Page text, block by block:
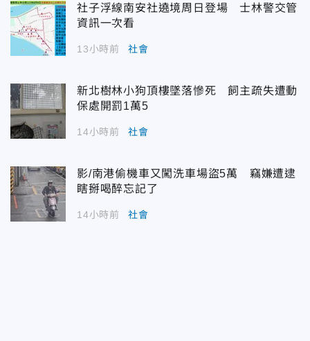
社子浮線南安社遶境周日登場 士林警交管
資訊一次看
13小時前 社會
新北樹林小狗頂樓墜落慘死 飼主疏失遭動
保處開罰1萬5
14小時前 社會
影/南港偷機車又闖洗車場盜5萬 竊嫌遭逮
瞎掰喝醉忘記了
14小時前 社會